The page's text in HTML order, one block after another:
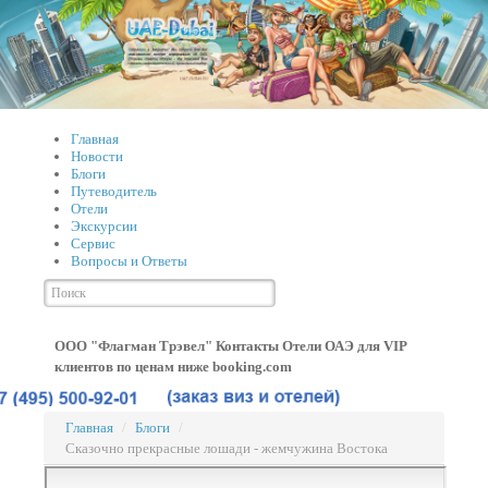
Главная
Новости
Блоги
Путеводитель
Отели
Экскурсии
Сервис
Вопросы и Ответы
ООО "Флагман Трэвел" Контакты Отели ОАЭ для VIP
клиентов по ценам ниже booking.com
Главная / Блоги /
Сказочно прекрасные лошади - жемчужина Востока